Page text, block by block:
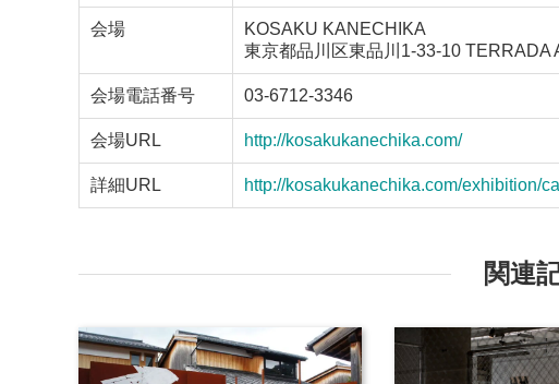
会場
KOSAKU KANECHIKA
東京都品川区東品川1-33-10 TERRADA
会場電話番号 03-6712-3346
会場URL http://kosakukanechika.com/
詳細URL http://kosakukanechika.com/exhibition/
関連